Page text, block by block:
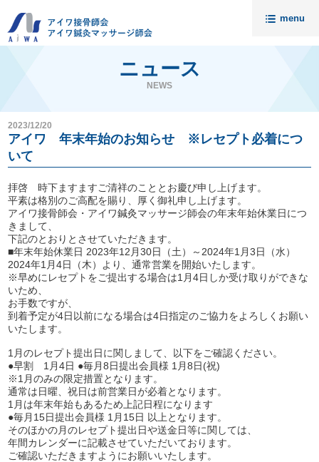
menu
アイワについて
請求代行・開業支援
セミナー
入会案内
料金
無料相談
会員様の声 接骨院売却相談
アイワ鍼灸マッサージ師会
代理店募集 個人情報保護について
資料請求は
こちら
平日 9:00~19:00
ニュース
NEWS
2023/12/20
アイワ 年末年始のお知らせ ※レセプト必着につ
いて
拝啓 時下ますますご清祥のこととお慶び申し上げます。
平素は格別のご高配を賜り、厚く御礼申し上げます。
アイワ接骨師会・アイワ鍼灸マッサージ師会の年末年始休業日につ
きまして、
下記のとおりとさせていただきます。
■年末年始休業日 2023年12月30日（土）～2024年1月3日（水）
2024年1月4日（木）より、通常営業を開始いたします。
※早めにレセプトをご提出する場合は1月4日しか受け取りができな
いため、
お手数ですが、
到着予定が4日以前になる場合は4日指定のご協力をよろしくお願い
いたします。
1月のレセプト提出日に関しまして、以下をご確認ください。
●早割 1月4日 ●毎月8日提出会員様 1月8日(祝)
※1月のみの限定措置となります。
通常は日曜、祝日は前営業日が必着となります。
1月は年末年始もあるため上記日程になります
●毎月15日提出会員様 1月15日 以上となります。
そのほかの月のレセプト提出日や送金日等に関しては、
年間カレンダーに記載させていただいております。
ご確認いただきますようにお願いいたします。